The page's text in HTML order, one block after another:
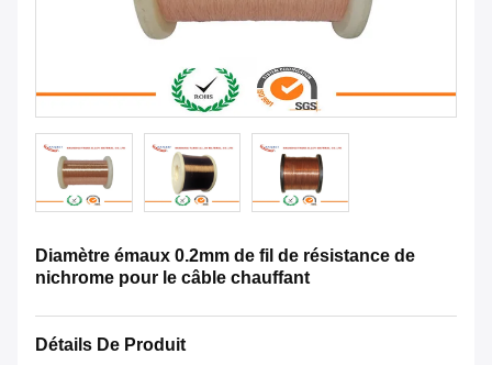
Diamètre émaux 0.2mm de fil de résistance de
nichrome pour le câble chauffant
Détails De Produit